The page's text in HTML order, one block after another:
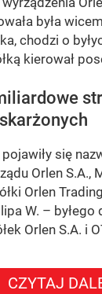
była
chodzi o
kierował
się
Orlen S.A.,
Orlen
W. – byłego
Orlen S.A. i
CZYTAJ